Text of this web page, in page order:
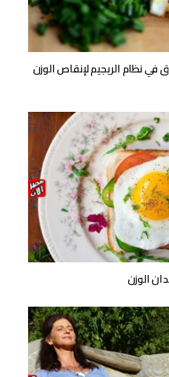
نظام الريجيم لإنقاص الوزن
الوزن